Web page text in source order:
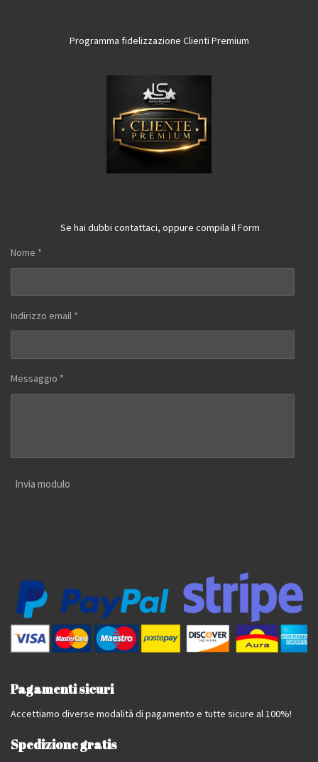
Programma fidelizzazione Clienti Premium
Se hai dubbi contattaci, oppure compila il Form
Nome *
Indirizzo email *
Messaggio *
Invia modulo
Pagamenti sicuri
Accettiamo diverse modalità di pagamento e tutte sicure al 100%!
Spedizione gratis